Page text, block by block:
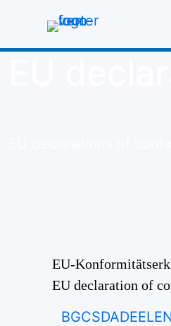
EU-
EU declaration of
BGCSDADEEL